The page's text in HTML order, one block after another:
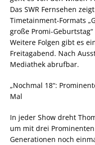
Das SWR Fernsehen
Timetainment-Formats
große Promi-
Weitere Folgen gibt es
Freitagabend. Nach
Mediathek abrufbar.
„Nochmal 18“:
Mal
In jeder Show dreht
um mit drei
Generationen noch